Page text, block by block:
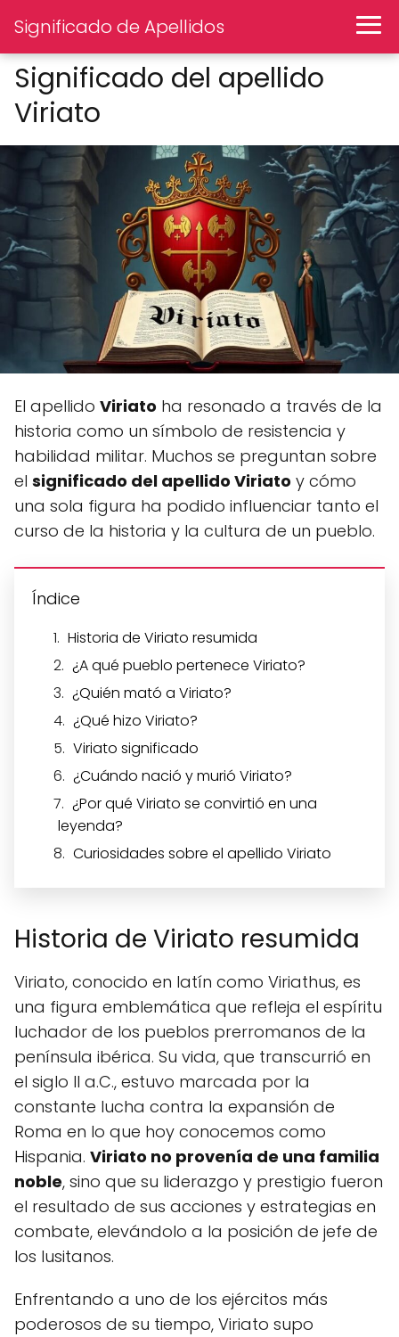
Significado de Apellidos
Significado del apellido
Viriato
El apellido Viriato ha resonado a través de la
historia como un símbolo de resistencia y
habilidad militar. Muchos se preguntan sobre
el significado del apellido Viriato y cómo
una sola figura ha podido influenciar tanto el
curso de la historia y la cultura de un pueblo.
Índice
Historia de Viriato resumida
¿A qué pueblo pertenece Viriato?
¿Quién mató a Viriato?
¿Qué hizo Viriato?
Viriato significado
¿Cuándo nació y murió Viriato?
¿Por qué Viriato se convirtió en una
leyenda?
Curiosidades sobre el apellido Viriato
Historia de Viriato resumida
Viriato, conocido en latín como Viriathus, es
una figura emblemática que refleja el espíritu
luchador de los pueblos prerromanos de la
península ibérica. Su vida, que transcurrió en
el siglo II a.C., estuvo marcada por la
constante lucha contra la expansión de
Roma en lo que hoy conocemos como
Hispania. Viriato no provenía de una familia
noble, sino que su liderazgo y prestigio fueron
el resultado de sus acciones y estrategias en
combate, elevándolo a la posición de jefe de
los lusitanos.
Enfrentando a uno de los ejércitos más
poderosos de su tiempo, Viriato supo